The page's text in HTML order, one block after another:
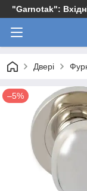
"Garnotak":
Двері
–5%